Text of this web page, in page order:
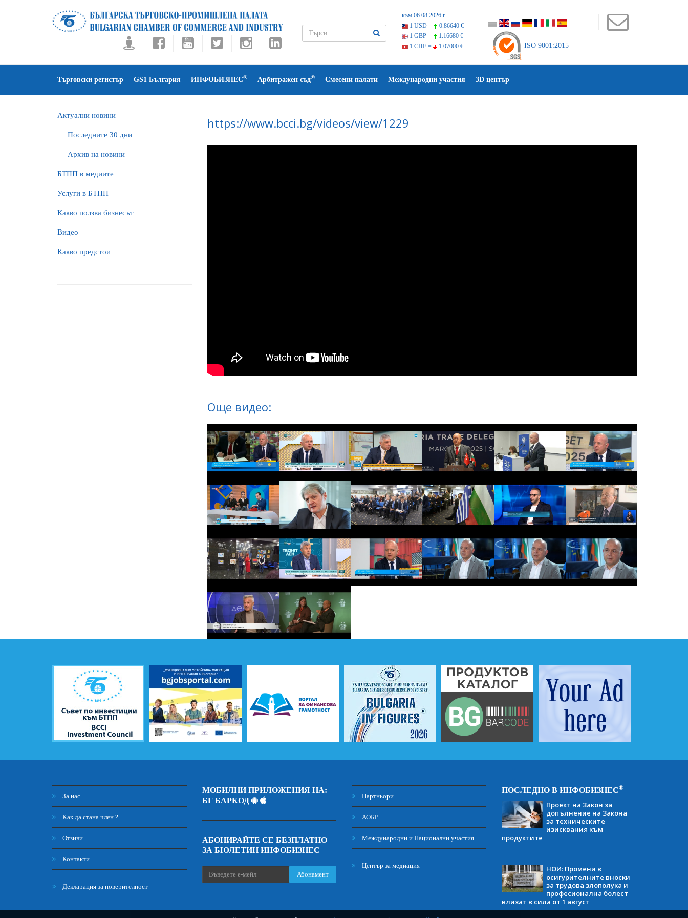
към 06.08.2026 г.
1 USD =
0.86640 €
1 GBP =
1.16680 €
1 CHF =
1.07000 € ISO 9001:2015
Търговски регистър GS1 България ИНФОБИЗНЕС® Арбитражен съд® Смесени палати Международни участия 3D център
Актуални новини
Последните 30 дни
Архив на новини
БTПП в медиите
Услуги в БТПП
Какво ползва бизнесът
Видео
Какво предстои
https://www.bcci.bg/videos/view/1229
Още видео:
За нас
Как да стана член ?
Отзиви
Контакти
Декларация за поверителност
МОБИЛНИ ПРИЛОЖЕНИЯ НА:
БГ БАРКОД
АБОНИРАЙТЕ СЕ БЕЗПЛАТНО
ЗА БЮЛЕТИН ИНФОБИЗНЕС
Абонамент
Партньори
АОБР
Международни и Национални участия
Център за медиация
ПОСЛЕДНО В ИНФОБИЗНЕС®
Проект на Закон за
допълнение на Закона
за техническите
изисквания към
продуктите
НОИ: Промени в
осигурителните вноски
за трудова злополука и
професионална болест
влизат в сила от 1 август